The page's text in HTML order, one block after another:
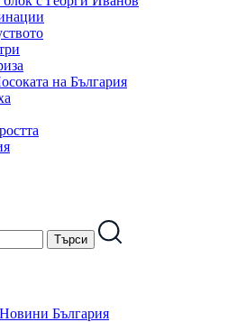
на България
Новини България